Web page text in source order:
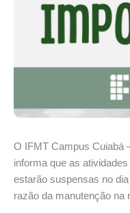
O IFMT Campus Cuiabá
informa que as
estarão suspensas no dia
razão da manutenção na